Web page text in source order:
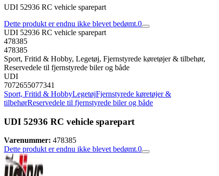
UDI 52936 RC vehicle sparepart
Dette produkt er endnu ikke blevet bedømt.0
UDI 52936 RC vehicle sparepart
478385
478385
Sport, Fritid & Hobby, Legetøj, Fjernstyrede køretøjer & tilbehør,
Reservedele til fjernstyrede biler og både
UDI
7072655077341
Sport, Fritid & HobbyLegetøjFjernstyrede køretøjer &
tilbehørReservedele til fjernstyrede biler og både
UDI 52936 RC vehicle sparepart
Varenummer: 478385
Dette produkt er endnu ikke blevet bedømt.0